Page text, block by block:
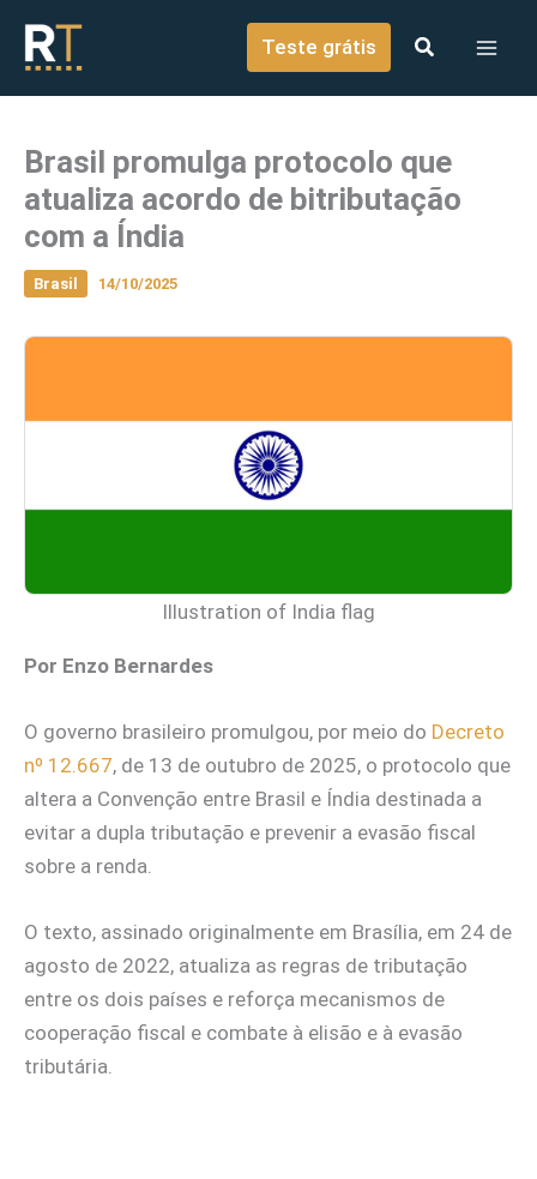
conteúdo
Teste grátis
Brasil promulga protocolo que
atualiza acordo de bitributação
com a Índia
Brasil 14/10/2025
Illustration of India flag
Por Enzo Bernardes
O governo brasileiro promulgou, por meio do Decreto
nº 12.667, de 13 de outubro de 2025, o protocolo que
altera a Convenção entre Brasil e Índia destinada a
evitar a dupla tributação e prevenir a evasão fiscal
sobre a renda.
O texto, assinado originalmente em Brasília, em 24 de
agosto de 2022, atualiza as regras de tributação
entre os dois países e reforça mecanismos de
cooperação fiscal e combate à elisão e à evasão
tributária.